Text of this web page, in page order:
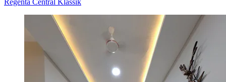
Regenta Central Klassik